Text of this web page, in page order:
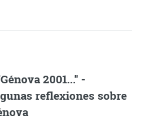
2001..." -
reflexiones sobre